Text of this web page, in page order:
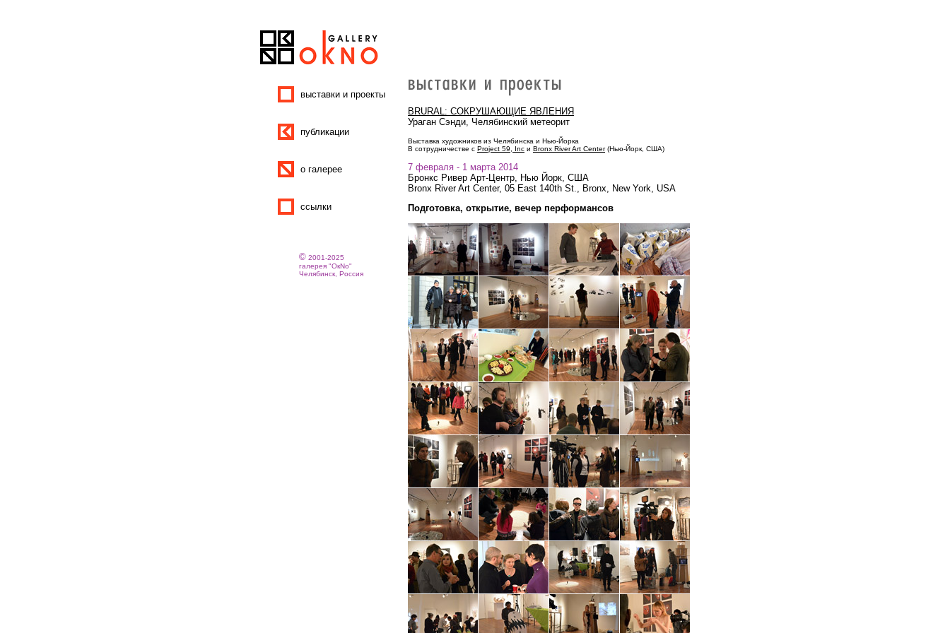
выставки и проекты
публикации
о галерее
ссылки
© 2001-2025
галерея "ОкNо"
Челябинск, Россия
BRURAL: СОКРУШАЮЩИЕ ЯВЛЕНИЯ
Ураган Сэнди, Челябинский метеорит
Выставка художников из Челябинска и Нью-Йорка
В сотрудничестве с Project 59, Inc и Bronx River Art Center(Нью-Йорк, США)
7 февраля - 1 марта 2014
Бронкс Ривер Арт-Центр, Нью Йорк, США
Bronx River Art Center, 05 East 140th St., Bronx, New York, USA
Подготовка, открытие, вечер перформансов